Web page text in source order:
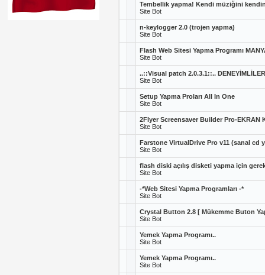
Tembellik yapma! Kendi müziğini
Site Bot
n-keylogger 2.0 (trojen yapma)
Site Bot
Flash Web Sitesi Yapma Programı
Site Bot
..::Visual patch 2.0.3.1::..
Site Bot
Setup Yapma Proları All In One
Site Bot
2Flyer Screensaver Builder Pro-EKRAN
Site Bot
Farstone VirtualDrive Pro v11 (sanal cd
Site Bot
flash diski açılış disketi yapma için
Site Bot
-*Web Sitesi Yapma Programları -*
Site Bot
Crystal Button 2.8 [ Mükemme Buton
Site Bot
Yemek Yapma Programı..
Site Bot
Yemek Yapma Programı..
Site Bot